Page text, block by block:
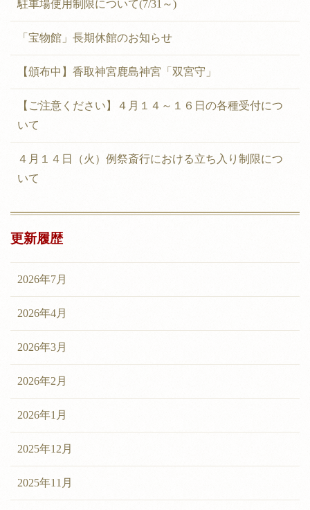
駐車場使用制限について(7/31～)
「宝物館」長期休館のお知らせ
【頒布中】香取神宮鹿島神宮「双宮守」
【ご注意ください】４月１４～１６日の各種受付につ
いて
４月１４日（火）例祭斎行における立ち入り制限につ
いて
更新履歴
2026年7月
2026年4月
2026年3月
2026年2月
2026年1月
2025年12月
2025年11月